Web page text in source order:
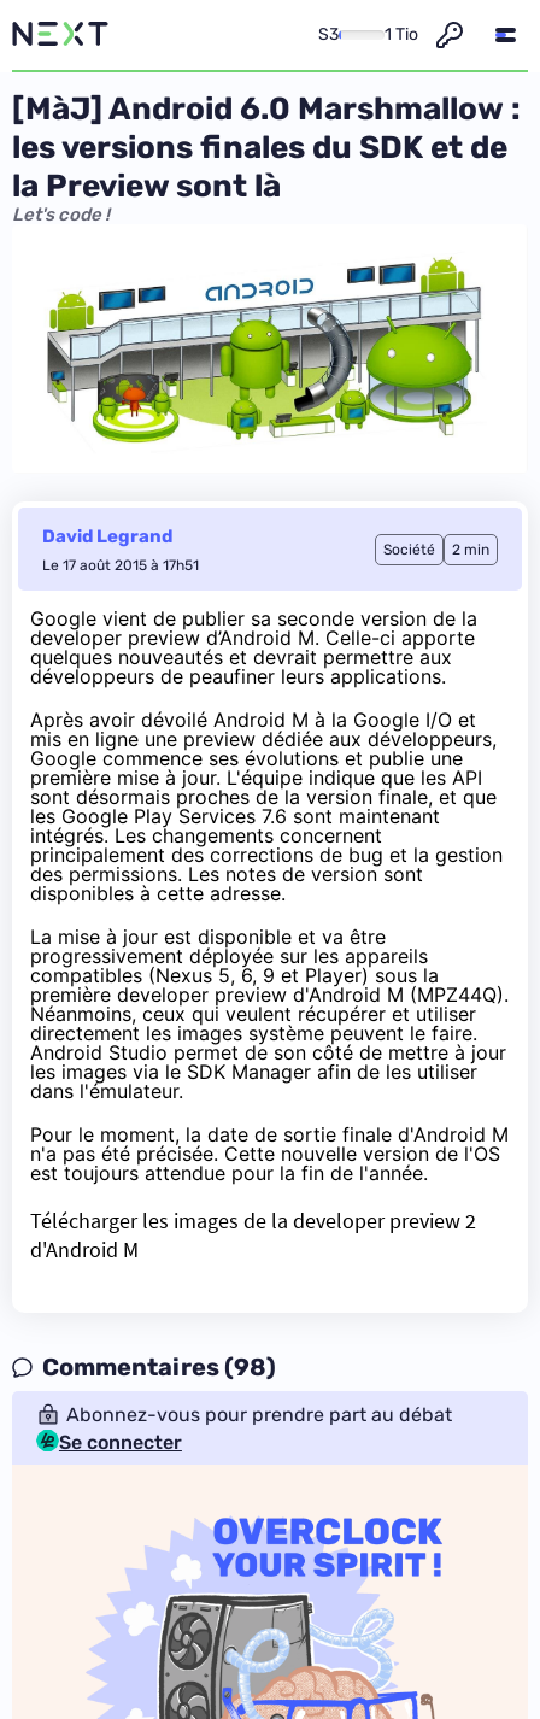
S3 1 Tio
[MàJ] Android 6.0 Marshmallow :
les versions finales du SDK et de
la Preview sont là
Let's code !
David Legrand
Le 17 août 2015 à 17h51
Société 2 min
Google vient de publier sa seconde version de la
developer preview d’Android M. Celle-ci apporte
quelques nouveautés et devrait permettre aux
développeurs de peaufiner leurs applications.
Après avoir dévoilé Android M à la Google I/O et
mis en ligne une preview dédiée aux développeurs,
Google commence ses évolutions et publie une
première mise à jour. L'équipe indique que les API
sont désormais proches de la version finale, et que
les Google Play Services 7.6 sont maintenant
intégrés. Les changements concernent
principalement des corrections de bug et la gestion
des permissions. Les notes de version sont
disponibles à cette adresse.
La mise à jour est disponible et va être
progressivement déployée sur les appareils
compatibles (Nexus 5, 6, 9 et Player) sous la
première developer preview d'Android M (MPZ44Q).
Néanmoins, ceux qui veulent récupérer et utiliser
directement les images système peuvent le faire.
Android Studio permet de son côté de mettre à jour
les images via le SDK Manager afin de les utiliser
dans l'émulateur.
Pour le moment, la date de sortie finale d'Android M
n'a pas été précisée. Cette nouvelle version de l'OS
est toujours attendue pour la fin de l'année.
Télécharger les images de la developer preview 2
d'Android M
Commentaires (98)
Abonnez-vous pour prendre part au débat
Se connecter